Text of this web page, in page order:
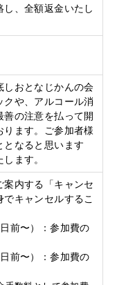
し、全額返金いたし
しおとなじかんの会
クや、アルコール消
善の注意を払って開
ります。ご参加者様
となると思います
ます。
案内する「キャンセ
キャンセルするこ
前〜）：参加費の
前〜）：参加費の